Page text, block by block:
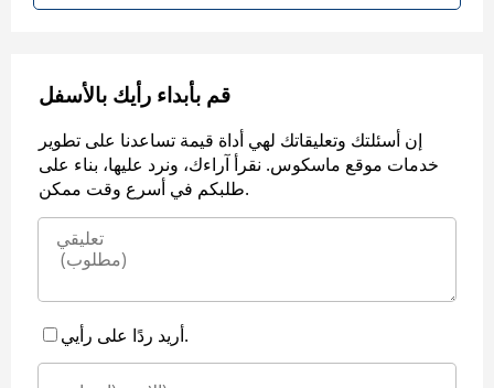
قم بأبداء رأيك بالأسفل
إن أسئلتك وتعليقاتك لهي أداة قيمة تساعدنا على تطوير
خدمات موقع ماسكوس. نقرأ آراءك، ونرد عليها، بناء على
طلبكم في أسرع وقت ممكن.
أريد ردًا على رأيي.